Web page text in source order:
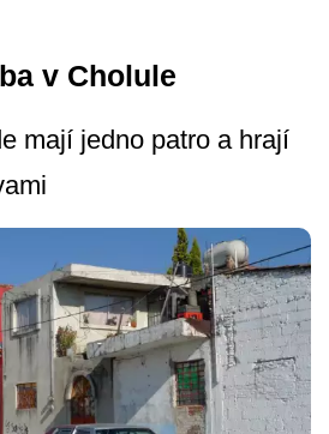
v Cholule
mají jedno patro a hrají